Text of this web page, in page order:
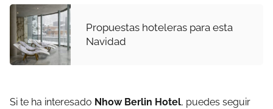
Propuestas hoteleras para esta
Navidad
Si te ha interesado Nhow Berlin Hotel, puedes seguir